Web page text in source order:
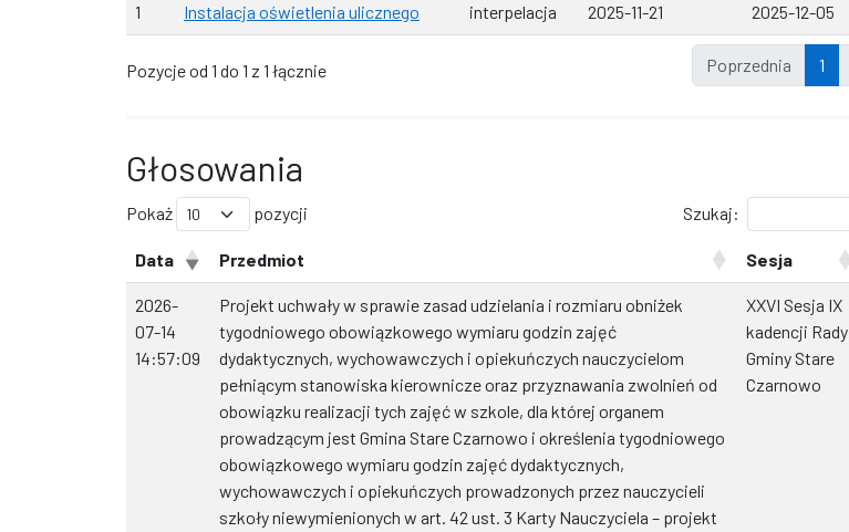
1 Instalacja oświetlenia ulicznego interpelacja 2025-11-21 2025-12-05
Pozycje od 1 do 1 z 1 łącznie Poprzednia 1
Głosowania
Pokaż pozycji Szukaj:
Data Przedmiot Sesja
2026-
07-14
14:57:09
Projekt uchwały w sprawie zasad udzielania i rozmiaru obniżek
tygodniowego obowiązkowego wymiaru godzin zajęć
dydaktycznych, wychowawczych i opiekuńczych nauczycielom
pełniącym stanowiska kierownicze oraz przyznawania zwolnień od
obowiązku realizacji tych zajęć w szkole, dla której organem
prowadzącym jest Gmina Stare Czarnowo i określenia tygodniowego
obowiązkowego wymiaru godzin zajęć dydaktycznych,
wychowawczych i opiekuńczych prowadzonych przez nauczycieli
szkoły niewymienionych w art. 42 ust. 3 Karty Nauczyciela – projekt
XXVI Sesja IX
kadencji Rady
Gminy Stare
Czarnowo